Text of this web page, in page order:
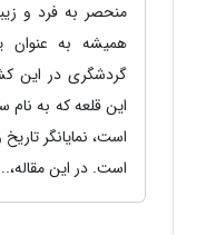
منحصر به فرد و
همیشه به عنوان
گردشگری در این
این قلعه که به نام
است، نمایانگر
است. در این